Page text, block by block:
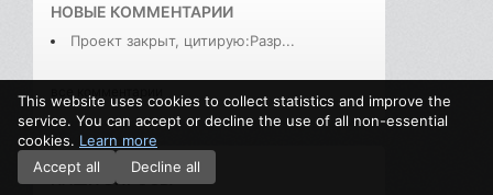
НОВЫЕ КОММЕНТАРИИ
Проект закрыт, цитирую:Разр...
НАШИ ОПРОСЫ:
This website uses cookies to collect statistics and improve the
service. You can accept or decline the use of all non-essential
cookies. Learn more
Accept all
Decline all